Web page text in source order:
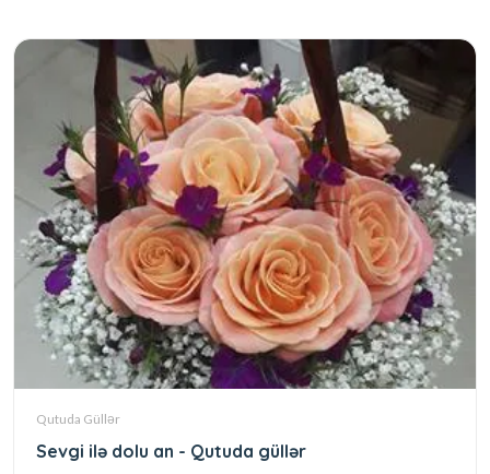
Qutuda Güllər
Sevgi ilə dolu an - Qutuda güllər